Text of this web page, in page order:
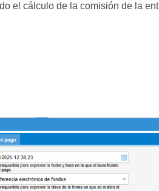
el cálculo de la comisión de la